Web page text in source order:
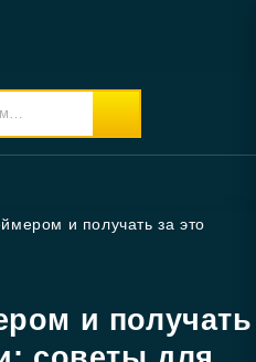
и получать за это
и получать